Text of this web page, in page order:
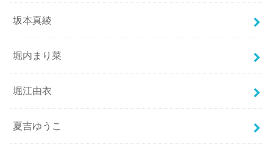
坂本真綾
堀内まり菜
堀江由衣
夏吉ゆうこ